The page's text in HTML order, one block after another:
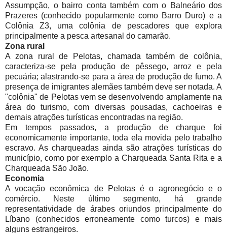
Assumpção, o bairro conta também com o Balneário dos
Prazeres (conhecido popularmente como Barro Duro) e a
Colônia Z3, uma colônia de pescadores que explora
principalmente a pesca artesanal do camarão.
Zona rural
A zona rural de Pelotas, chamada também de colônia,
caracteriza-se pela produção de pêssego, arroz e pela
pecuária; alastrando-se para a área de produção de fumo. A
presença de imigrantes alemães também deve ser notada. A
"colônia" de Pelotas vem se desenvolvendo amplamente na
área do turismo, com diversas pousadas, cachoeiras e
demais atrações turísticas encontradas na região.
Em tempos passados, a produção de charque foi
economicamente importante, toda ela movida pelo trabalho
escravo. As charqueadas ainda são atrações turísticas do
município, como por exemplo a Charqueada Santa Rita e a
Charqueada São João.
Economia
A vocação econômica de Pelotas é o agronegócio e o
comércio. Neste último segmento, há grande
representatividade de árabes oriundos principalmente do
Líbano (conhecidos erroneamente como turcos) e mais
alguns estrangeiros.